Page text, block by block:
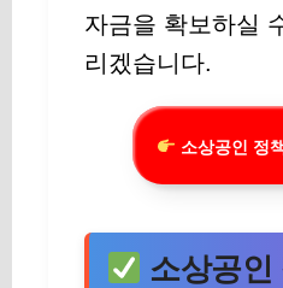
자금을 확보하실
리겠습니다.
소상공인 정책
소상공인